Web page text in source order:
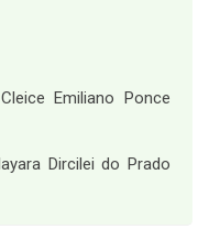
Cleice Emiliano Ponce
Dircilei do Prado